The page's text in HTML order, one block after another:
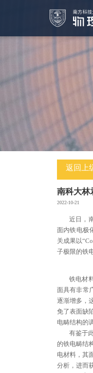
返回上
南科大林
2022-10-21
近日，
面内铁电极
关成果以
子极限的铁
铁电材
面具有非常
逐渐增多，
免了表面缺
电畴结构的
有鉴于
的铁电畴结
电材料，其
分析，进而